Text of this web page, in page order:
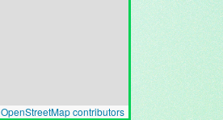
OpenStreetMap contributors